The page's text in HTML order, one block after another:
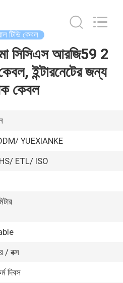
টিভি কেবল
সিসিএস আরজি59 2
ইন্টারনেটের জন্য
কেবল
YUEXIANKE
ETL/ ISO
/ বক্স
দিবস